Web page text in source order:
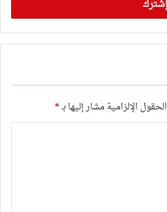
الحقول الإلزامية مشار إليها بـ*